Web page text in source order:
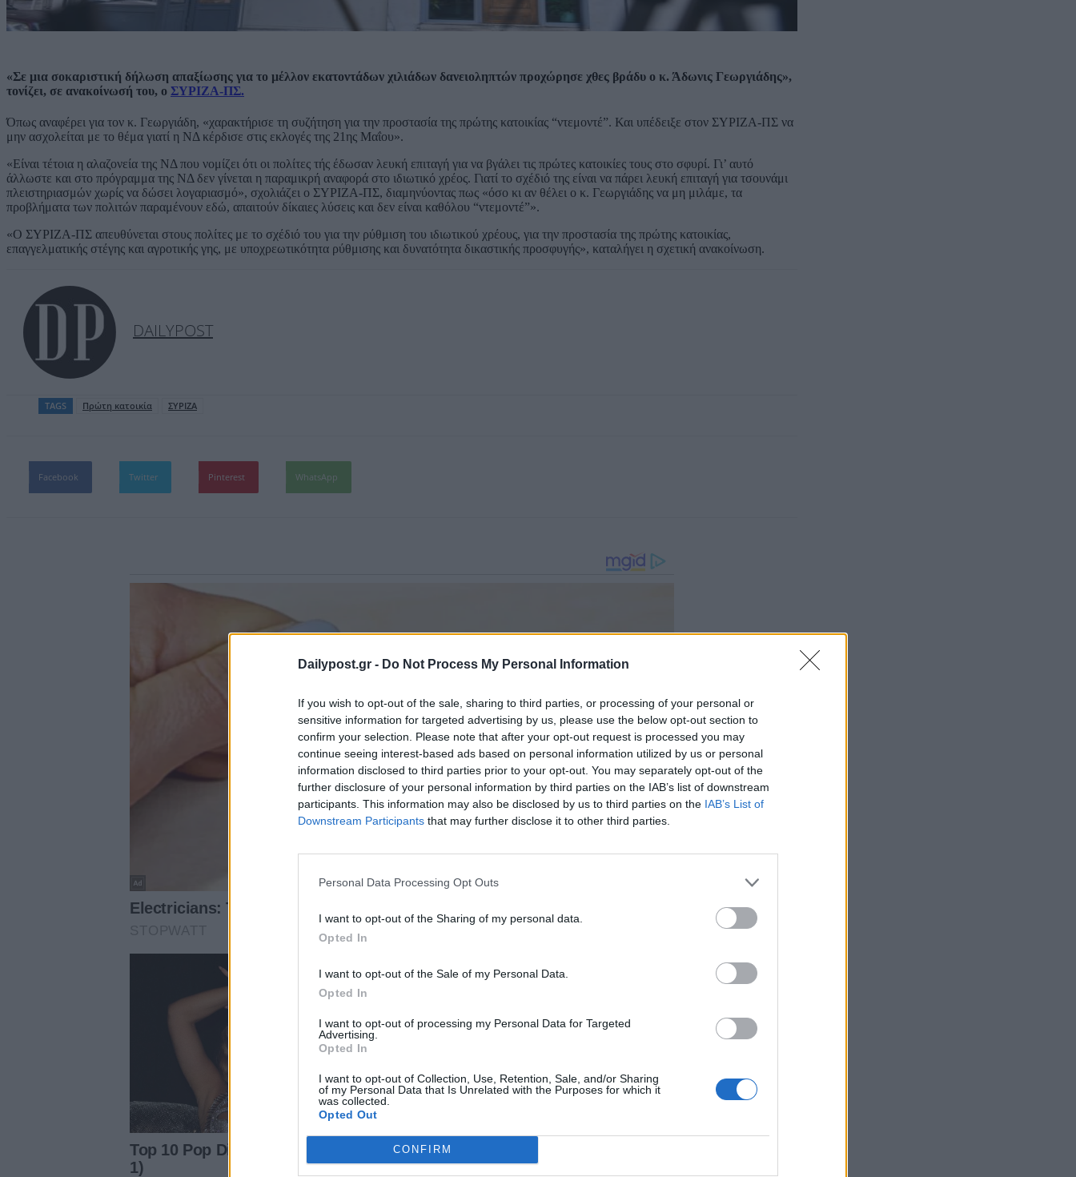
Dailypost.gr - Do Not Process My Personal Information
If you wish to opt-out of the sale, sharing to third parties, or processing of your personal or
sensitive information for targeted advertising by us, please use the below opt-out section to
confirm your selection. Please note that after your opt-out request is processed you may
continue seeing interest-based ads based on personal information utilized by us or personal
information disclosed to third parties prior to your opt-out. You may separately opt-out of the
further disclosure of your personal information by third parties on the IAB’s list of downstream
participants. This information may also be disclosed by us to third parties on the IAB’s List of
Downstream Participants that may further disclose it to other third parties.
Personal Data Processing Opt Outs
I want to opt-out of the Sharing of my personal data.
Opted In
I want to opt-out of the Sale of my Personal Data.
Opted In
I want to opt-out of processing my Personal Data for Targeted
Advertising.
Opted In
I want to opt-out of Collection, Use, Retention, Sale, and/or Sharing
of my Personal Data that Is Unrelated with the Purposes for which it
was collected.
Opted Out
CONFIRM
«Σε μια σοκαριστική δήλωση απαξίωσης για το μέλλον εκατοντάδων χιλιάδων δανειοληπτών προχώρησε χθες βράδυ ο κ. Άδωνις Γεωργιάδης»,
τονίζει, σε ανακοίνωσή του, ο ΣΥΡΙΖΑ-ΠΣ.
Όπως αναφέρει για τον κ. Γεωργιάδη, «χαρακτήρισε τη συζήτηση για την προστασία της πρώτης κατοικίας “ντεμοντέ”. Και υπέδειξε στον ΣΥΡΙΖΑ-ΠΣ να
μην ασχολείται με το θέμα γιατί η ΝΔ κέρδισε στις εκλογές της 21ης Μαΐου».
«Είναι τέτοια η αλαζονεία της ΝΔ που νομίζει ότι οι πολίτες τής έδωσαν λευκή επιταγή για να βγάλει τις πρώτες κατοικίες τους στο σφυρί. Γι’ αυτό
άλλωστε και στο πρόγραμμα της ΝΔ δεν γίνεται η παραμικρή αναφορά στο ιδιωτικό χρέος. Γιατί το σχέδιό της είναι να πάρει λευκή επιταγή για τσουνάμι
πλειστηριασμών χωρίς να δώσει λογαριασμό», σχολιάζει ο ΣΥΡΙΖΑ-ΠΣ, διαμηνύοντας πως «όσο κι αν θέλει ο κ. Γεωργιάδης να μη μιλάμε, τα
προβλήματα των πολιτών παραμένουν εδώ, απαιτούν δίκαιες λύσεις και δεν είναι καθόλου “ντεμοντέ”».
«Ο ΣΥΡΙΖΑ-ΠΣ απευθύνεται στους πολίτες με το σχέδιό του για την ρύθμιση του ιδιωτικού χρέους, για την προστασία της πρώτης κατοικίας,
επαγγελματικής στέγης και αγροτικής γης, με υποχρεωτικότητα ρύθμισης και δυνατότητα δικαστικής προσφυγής», καταλήγει η σχετική ανακοίνωση.
DAILYPOST
TAGS Πρώτη κατοικία ΣΥΡΙΖΑ
Facebook Twitter Pinterest WhatsApp